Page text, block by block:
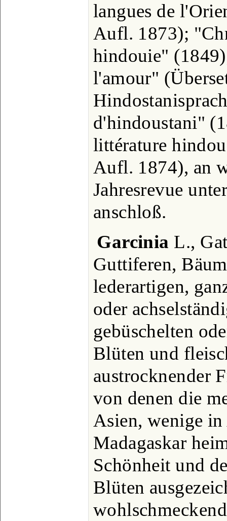
langues de
Aufl. 1873);
hindouie"
l'amour"
d'hindoustani"
littérature
Aufl. 1874), an
Jahresrevue
anschloß.
Garcinia L.,
Guttiferen,
lederartigen,
oder
gebüschelten
Blüten und
austrocknender
von denen die
Asien, wenige
Madagaskar
Schönheit und
Blüten